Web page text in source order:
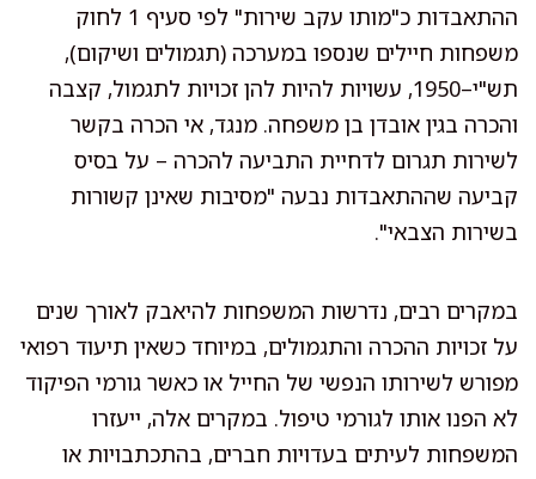
ההתאבדות כ"מותו עקב שירות" לפי סעיף 1 לחוק
משפחות חיילים שנספו במערכה (תגמולים ושיקום),
תש"י–1950, עשויות להיות להן זכויות לתגמול, קצבה
והכרה בגין אובדן בן משפחה. מנגד, אי הכרה בקשר
לשירות תגרום לדחיית התביעה להכרה – על בסיס
קביעה שההתאבדות נבעה "מסיבות שאינן קשורות
בשירות הצבאי".
במקרים רבים, נדרשות המשפחות להיאבק לאורך שנים
על זכויות ההכרה והתגמולים, במיוחד כשאין תיעוד רפואי
מפורש לשירותו הנפשי של החייל או כאשר גורמי הפיקוד
לא הפנו אותו לגורמי טיפול. במקרים אלה, ייעזרו
המשפחות לעיתים בעדויות חברים, בהתכתבויות או